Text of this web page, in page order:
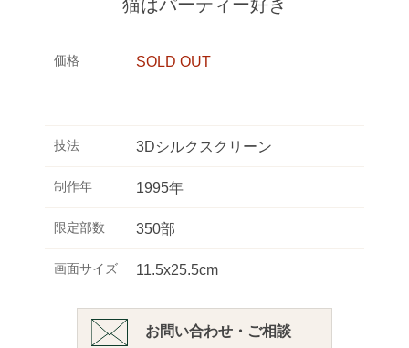
猫はパーティー好き
価格 SOLD OUT
技法 3Dシルクスクリーン
制作年 1995年
限定部数 350部
画面サイズ 11.5x25.5cm
お問い合わせ・ご相談